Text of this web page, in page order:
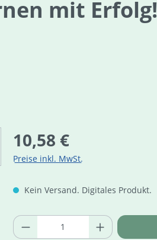
mit Erfolg!
Regulärer Preis:
10,58 €
Preise inkl. MwSt.
Kein Versand. Digitales Produkt.
Produkt Anzahl: Gib